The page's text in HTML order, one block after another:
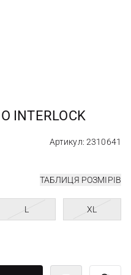
INTERLOCK
Артикул: 2310641
ТАБЛИЦЯ РОЗМІРІВ
L XL